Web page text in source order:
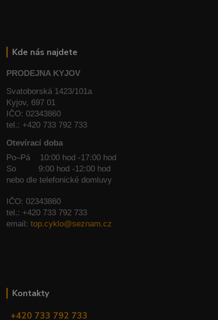
Kde nás najdete
PRODEJNA KYJOV
Svatoborská 1423/101a
Kyjov, 697 01
IČO: 02343860
tel.: +420 733 792 733
Otevírací doba
Po–Pá 10:00 hod -17:00 hod
So
9:00 hod -12:00 hod
nebo dle telefonické domluvy
IČO: 02343860
tel.: +420 733 792 733
email:top.cyklo@seznam.cz
Kontakty
+420 733 792 733